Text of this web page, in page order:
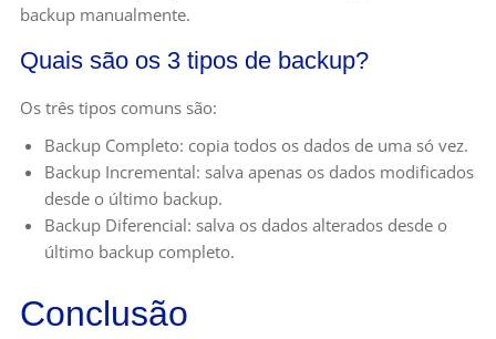
backup manualmente.
Quais são os 3 tipos de backup?
Os três tipos comuns são:
Backup Completo: copia todos os dados de uma só vez.
Backup Incremental: salva apenas os dados modificados
desde o último backup.
Backup Diferencial: salva os dados alterados desde o
último backup completo.
Conclusão